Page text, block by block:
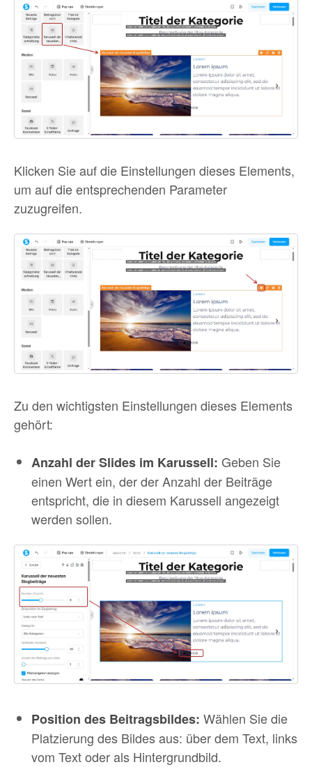
Klicken Sie auf die Einstellungen dieses Elements,
um auf die entsprechenden Parameter
zuzugreifen.
Zu den wichtigsten Einstellungen dieses Elements
gehört:
Anzahl der Slides im Karussell: Geben Sie
einen Wert ein, der der Anzahl der Beiträge
entspricht, die in diesem Karussell angezeigt
werden sollen.
Position des Beitragsbildes: Wählen Sie die
Platzierung des Bildes aus: über dem Text, links
vom Text oder als Hintergrundbild.